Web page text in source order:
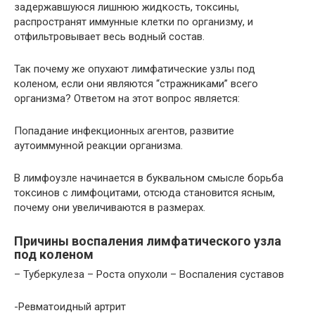
задержавшуюся лишнюю жидкость, токсины,
распространят иммунные клетки по организму, и
отфильтровывает весь водный состав.
Так почему же опухают лимфатические узлы под
коленом, если они являются “стражниками” всего
организма? Ответом на этот вопрос является:
Попадание инфекционных агентов, развитие
аутоиммунной реакции организма.
В лимфоузле начинается в буквальном смысле борьба
токсинов с лимфоцитами, отсюда становится ясным,
почему они увеличиваются в размерах.
Причины воспаления лимфатического узла
под коленом
– Туберкулеза – Роста опухоли – Воспаления суставов
-Ревматоидный артрит